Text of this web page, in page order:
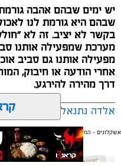
יש ימים שבהם אהבה
שבהם היא גורמת לנו
בקשר לא יציב. זה לא
מערכת שמפעילה אותנו
מפעילה אותנו גם סביב
אחרי הודעה או חיבוק,
דרך מהירה להירגע.
אלדה נתנאל / 09:38 23.07.26
אשקלונים - המקומון היומי של אשקלון באינטרנט
אולי